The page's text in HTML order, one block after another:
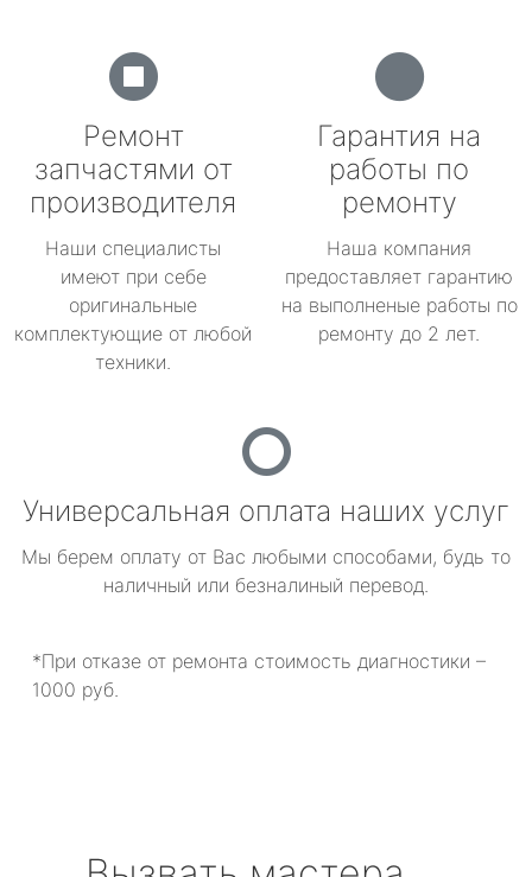
Ремонт
запчастями от
производителя
Наши специалисты
имеют при себе
оригинальные
комплектующие от любой
техники.
Гарантия на
работы по
ремонту
Наша компания
предоставляет гарантию
на выполненые работы по
ремонту до 2 лет.
Универсальная оплата наших услуг
Мы берем оплату от Вас любыми способами, будь то
наличный или безналиный перевод.
*При отказе от ремонта стоимость диагностики –
1000 руб.